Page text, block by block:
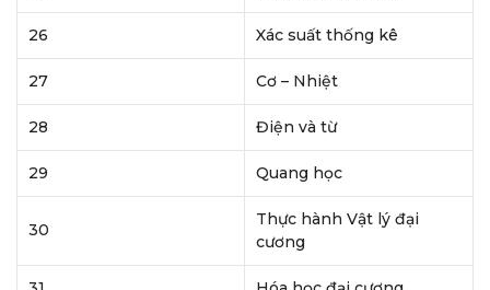
26 Xác suất thống kê
27 Cơ – Nhiệt
28 Điện và từ
29 Quang học
30
Thực hành Vật lý đại
cương